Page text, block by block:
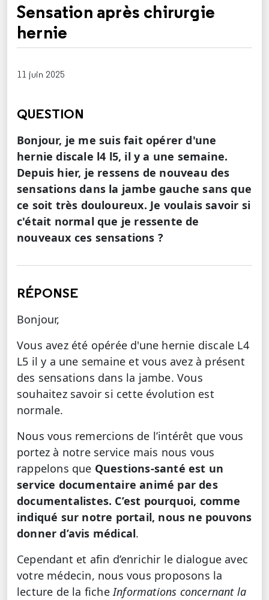
Sensation après chirurgie
hernie
11 juin 2025
QUESTION
Bonjour, je me suis fait opérer d'une
hernie discale l4 l5, il y a une semaine.
Depuis hier, je ressens de nouveau des
sensations dans la jambe gauche sans que
ce soit très douloureux. Je voulais savoir si
c'était normal que je ressente de
nouveaux ces sensations ?
RÉPONSE
Bonjour,
Vous avez été opérée d'une hernie discale L4
L5 il y a une semaine et vous avez à présent
des sensations dans la jambe. Vous
souhaitez savoir si cette évolution est
normale.
Nous vous remercions de l’intérêt que vous
portez à notre service mais nous vous
rappelons que Questions-santé est un
service documentaire animé par des
documentalistes. C’est pourquoi, comme
indiqué sur notre portail, nous ne pouvons
donner d’avis médical.
Cependant et afin d’enrichir le dialogue avec
votre médecin, nous vous proposons la
lecture de la ficheInformations concernant la